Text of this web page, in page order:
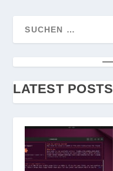
LATEST POSTS